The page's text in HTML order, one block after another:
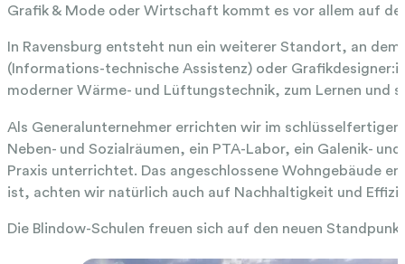
Grafik & Mode oder Wirtschaft kommt es vor allem auf
In Ravensburg entsteht nun ein weiterer Standort, an
(Informations-technische Assistenz) oder
moderner Wärme- und Lüftungstechnik, zum Lernen und
Als Generalunternehmer errichten wir im
Neben- und Sozialräumen, ein PTA-Labor, ein Galenik-
Praxis unterrichtet. Das angeschlossene Wohngebäude
ist, achten wir natürlich auch auf Nachhaltigkeit und
Die Blindow-Schulen freuen sich auf den neuen